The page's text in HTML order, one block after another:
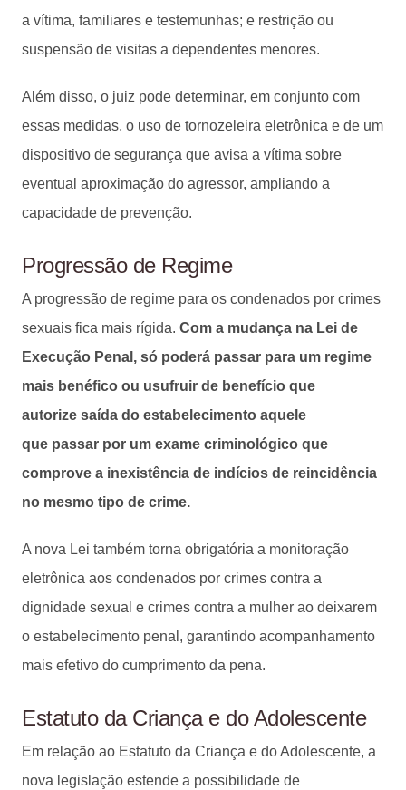
a vítima, familiares e testemunhas; e restrição ou
suspensão de visitas a dependentes menores.
Além disso, o juiz pode determinar, em conjunto com
essas medidas, o uso de tornozeleira eletrônica e de um
dispositivo de segurança que avisa a vítima sobre
eventual aproximação do agressor, ampliando a
capacidade de prevenção.
Progressão de Regime
A progressão de regime para os condenados por crimes
sexuais fica mais rígida. Com a mudança na Lei de
Execução Penal, só poderá passar para um regime
mais benéfico ou usufruir de benefício que
autorize saída do estabelecimento aquele
que passar por um exame criminológico que
comprove a inexistência de indícios de reincidência
no mesmo tipo de crime.
A nova Lei também torna obrigatória a monitoração
eletrônica aos condenados por crimes contra a
dignidade sexual e crimes contra a mulher ao deixarem
o estabelecimento penal, garantindo acompanhamento
mais efetivo do cumprimento da pena.
Estatuto da Criança e do Adolescente
Em relação ao Estatuto da Criança e do Adolescente, a
nova legislação estende a possibilidade de